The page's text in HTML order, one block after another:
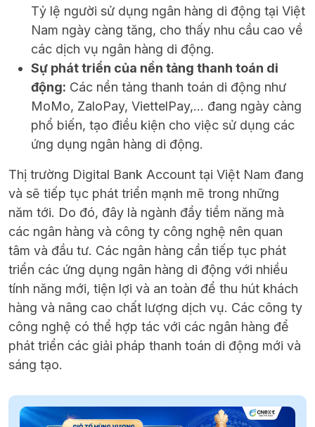
Tỷ lệ người sử dụng ngân hàng di động tại Việt
Nam ngày càng tăng, cho thấy nhu cầu cao về
các dịch vụ ngân hàng di động.
Sự phát triển của nền tảng thanh toán di
động: Các nền tảng thanh toán di động như
MoMo, ZaloPay, ViettelPay,… đang ngày càng
phổ biến, tạo điều kiện cho việc sử dụng các
ứng dụng ngân hàng di động.
Thị trường Digital Bank Account tại Việt Nam đang
và sẽ tiếp tục phát triển mạnh mẽ trong những
năm tới. Do đó, đây là ngành đầy tiềm năng mà
các ngân hàng và công ty công nghệ nên quan
tâm và đầu tư. Các ngân hàng cần tiếp tục phát
triển các ứng dụng ngân hàng di động với nhiều
tính năng mới, tiện lợi và an toàn để thu hút khách
hàng và nâng cao chất lượng dịch vụ. Các công ty
công nghệ có thể hợp tác với các ngân hàng để
phát triển các giải pháp thanh toán di động mới và
sáng tạo.